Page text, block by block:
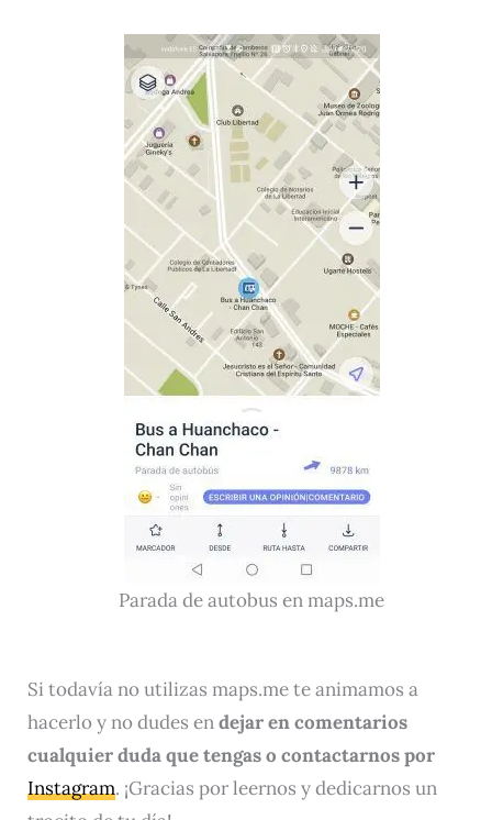
Parada de autobus en maps.me
Si todavía no utilizas maps.me te animamos a
hacerlo y no dudes endejar en comentarios
cualquier duda que tengas o contactarnos por
Instagram. ¡Gracias por leernos y dedicarnos un